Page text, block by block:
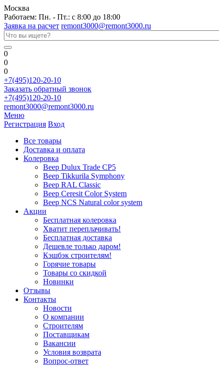
Москва
Работаем: Пн. - Пт.: с 8:00 до 18:00
Заявка на расчет remont3000@remont3000.ru
0
0
0
+7(495)120-20-10
Заказать обратный звонок
+7(495)120-20-10
remont3000@remont3000.ru
Меню
Регистрация Вход
Все товары
Доставка и оплата
Колеровка
Веер Dulux Trade CP5
Веер Tikkurila Symphony
Веер RAL Classic
Веер Ceresit Color System
Веер NCS Natural color system
Акции
Бесплатная колеровка
Хватит переплачивать!
Бесплатная доставка
Дешевле только даром!
Кэшбэк строителям!
Горячие товары
Товары со скидкой
Новинки
Отзывы
Контакты
Новости
О компании
Строителям
Поставщикам
Вакансии
Условия возврата
Вопрос-ответ